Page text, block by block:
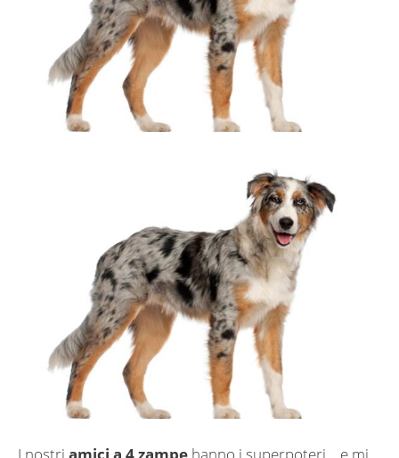
I nostri amici a 4 zampe hanno i superpoteri… e mi